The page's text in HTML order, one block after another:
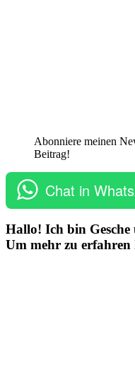
Abonniere meinen
Beitrag!
Chat in
Hallo! Ich bin
Um mehr zu